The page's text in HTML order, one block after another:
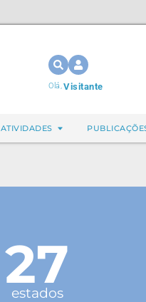
Olá,Visitante
ATIVIDADES
27
estados